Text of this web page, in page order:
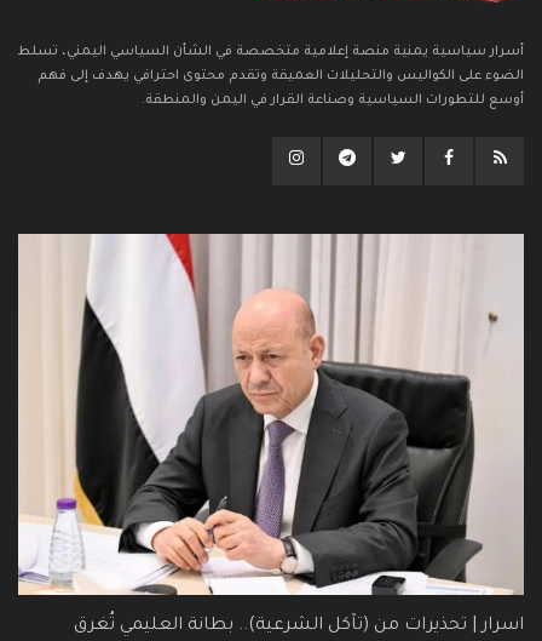
أسرار سياسية يمنية منصة إعلامية متخصصة في الشأن السياسي اليمني، تسلط
الضوء على الكواليس والتحليلات العميقة وتقدم محتوى احترافي يهدف إلى فهم
أوسع للتطورات السياسية وصناعة القرار في اليمن والمنطقة.
اسرار | تحذيرات من (تآكل الشرعية).. بطانة العليمي تُغرق